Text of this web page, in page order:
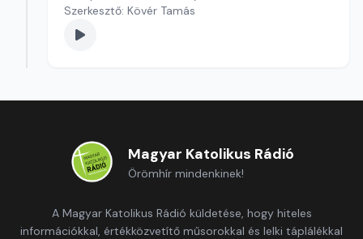
Szerkesztő: Kövér Tamás
Magyar Katolikus Rádió
Örömhír mindenkinek!
A Magyar Katolikus Rádió küldetése, hogy hiteles
információkkal, értékközvetítő műsorokkal és lelki táplálékkal